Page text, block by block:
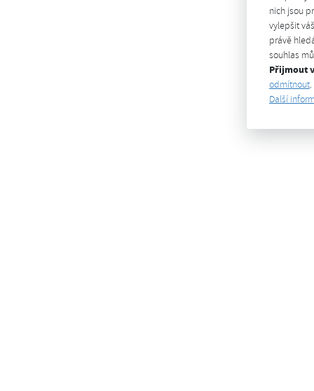
nich jsou
vylepšit
právě
souhlas
Přijmout
odmítnout.
Další